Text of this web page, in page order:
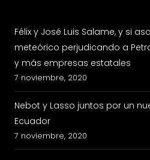
Félix y José Luis Salame, y si
meteórico perjudicando a
y más empresas estatales
7 noviembre, 2020
Nebot y Lasso juntos por un
Ecuador
7 noviembre, 2020